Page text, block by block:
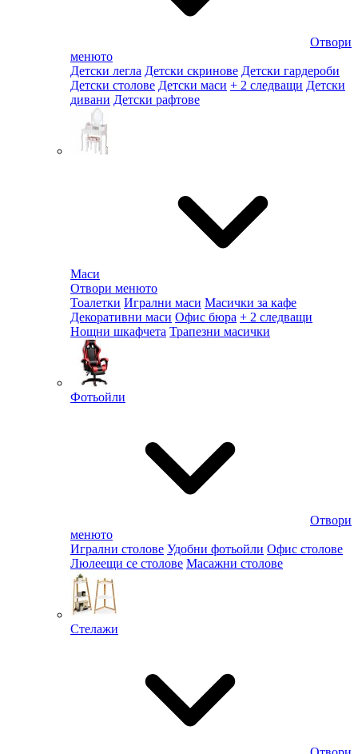
Отвори
менюто
Детски легла Детски скринове Детски гардероби
Детски столове Детски маси + 2 следващи Детски
дивани Детски рафтове
Маси
Отвори менюто
Тоалетки Игрални маси Масички за кафе
Декоративни маси Офис бюра + 2 следващи
Нощни шкафчета Трапезни масички
Фотьойли
Отвори
менюто
Игрални столове Удобни фотьойли Офис столове
Люлеещи се столове Масажни столове
Стелажи